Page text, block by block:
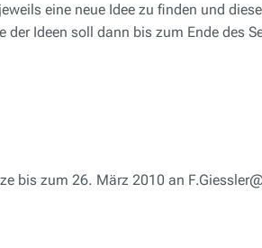
eine neue Idee zu finden und
Ideen soll dann bis zum Ende des
bis zum 26. März 2010 an